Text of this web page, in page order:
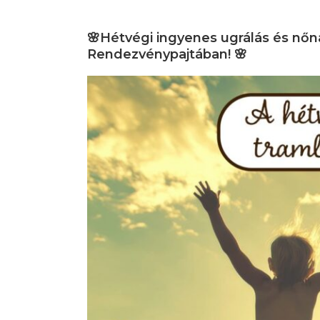
🌸Hétvégi ingyenes ugrálás és
Rendezvénypajtában! 🌸